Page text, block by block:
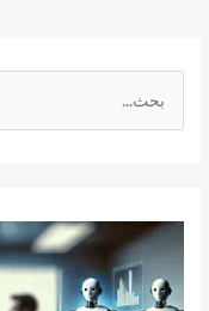
ث
ن